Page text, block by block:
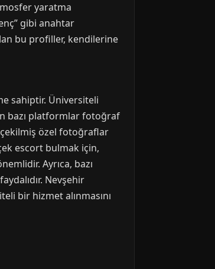
yaratma
gibi anahtar
bu profiller, kendilerine
sahiptir. Üniversiteli
bazı platformlar fotoğraf
özel fotoğraflar
escort bulmak için,
Ayrıca, bazı
Nevşehir
bir hizmet alınmasını